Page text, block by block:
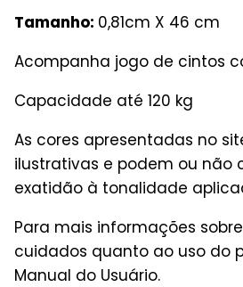
Tamanho: 0,81cm X 46 cm
Acompanha jogo de cintos
Capacidade até 120 kg
As cores apresentadas no
ilustrativas e podem ou não
exatidão à tonalidade
Para mais informações
cuidados quanto ao uso do
Manual do Usuário.